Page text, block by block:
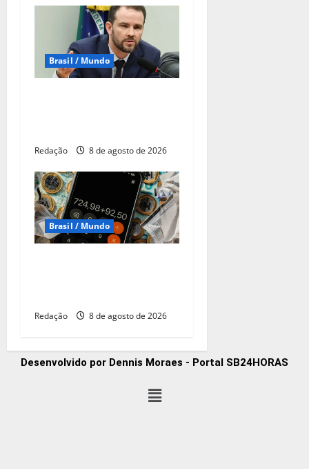
Brasil / Mundo
Redação 8 de agosto de 2026
Brasil / Mundo
Redação 8 de agosto de 2026
Desenvolvido por Dennis Moraes - Portal SB24HORAS